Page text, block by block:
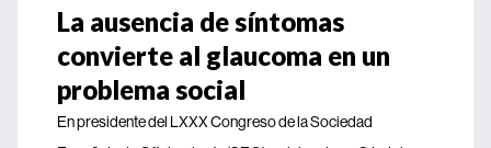
La ausencia de síntomas
convierte al glaucoma en un
problema social
En presidente del LXXX Congreso de la Sociedad